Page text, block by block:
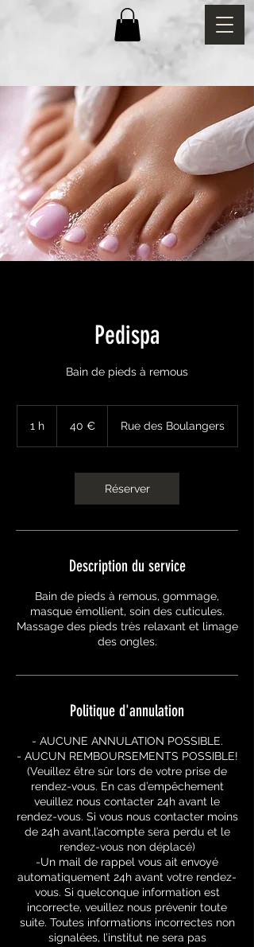
Pedispa
Bain de pieds à remous
1 h1 40 € Rue des Boulangers
Réserver
Description du service
Bain de pieds à remous, gommage,
masque émollient, soin des cuticules.
Massage des pieds très relaxant et limage
des ongles.
Politique d'annulation
- AUCUNE ANNULATION POSSIBLE.
- AUCUN REMBOURSEMENTS POSSIBLE!
(Veuillez être sûr lors de votre prise de
rendez-vous. En cas d’empêchement
veuillez nous contacter 24h avant le
rendez-vous. Si vous nous contacter moins
de 24h avant,l’acompte sera perdu et le
rendez-vous non déplacé)
-Un mail de rappel vous ait envoyé
automatiquement 24h avant votre rendez-
vous. Si quelconque information est
incorrecte, veuillez nous prévenir toute
suite. Toutes informations incorrectes non
signalées, l’institut ne sera pas